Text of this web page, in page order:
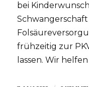
bei
frühzeitig zur
lassen. Wir